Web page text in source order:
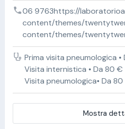
06 9763https://
content/themes/
content/themes/
Prima visita pneumologica
Visita internistica • Da 80 €
Visita pneumologica• Da
Mostra